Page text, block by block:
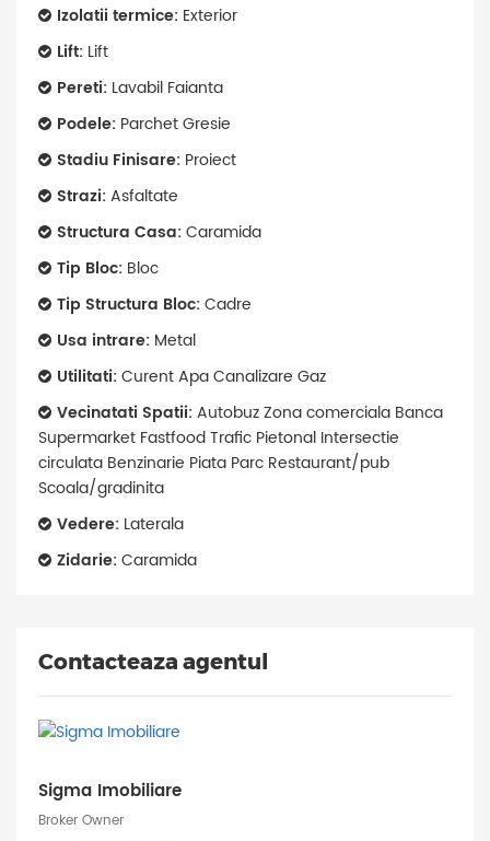
Izolatii termice: Exterior
Lift: Lift
Pereti: Lavabil Faianta
Podele: Parchet Gresie
Stadiu Finisare: Proiect
Strazi:Asfaltate
Structura Casa:Caramida
Tip Bloc: Bloc
Tip Structura Bloc:Cadre
Usa intrare: Metal
Utilitati:Curent Apa Canalizare Gaz
Vecinatati Spatii:Autobuz Zona comerciala Banca
Supermarket Fastfood Trafic Pietonal Intersectie
circulata Benzinarie Piata Parc Restaurant/pub
Scoala/gradinita
Vedere: Laterala
Zidarie:Caramida
Contacteaza agentul
Sigma Imobiliare
Broker Owner